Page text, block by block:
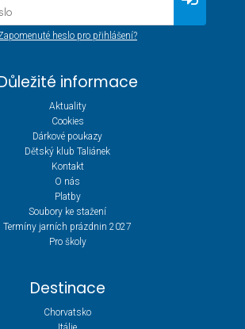
heslo pro přihlášení?
informace
Aktuality
Cookies
Dárkové poukazy
Dětský klub Taliánek
Kontakt
O nás
Platby
Soubory ke stažení
Termíny jarních prázdnin 2027
Pro školy
Destinace
Chorvatsko